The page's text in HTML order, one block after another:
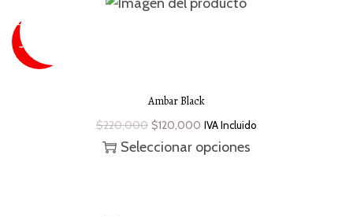
SUPER
- 45 %
Ambar Black
$220,000 $120,000 IVA Incluido
Seleccionar opciones